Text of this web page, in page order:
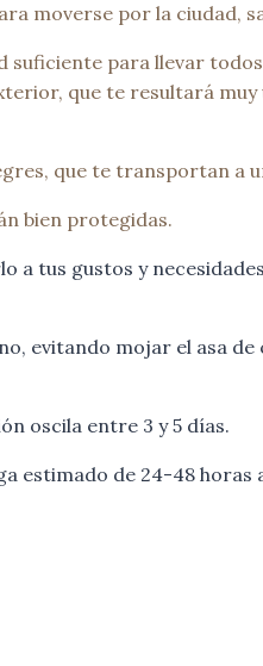
moverse por la ciudad,
para llevar
que te resultará
que te transportan a
bien protegidas.
a tus gustos y
evitando mojar el asa de
oscila entre 3 y 5 días.
estimado de 24-48